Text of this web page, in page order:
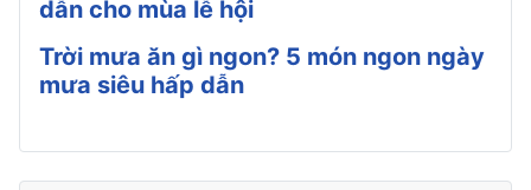
dẫn cho mùa lễ hội
Trời mưa ăn gì ngon? 5 món ngon ngày
mưa siêu hấp dẫn